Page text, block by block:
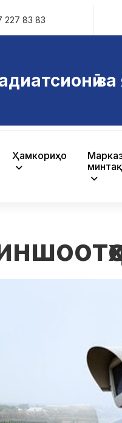
227 83 83
ва
Ҳамкориҳо